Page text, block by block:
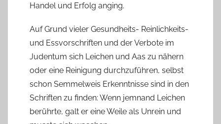
Handel und Erfolg anging.
Auf Grund vieler Gesundheits- Reinlichkeits-
und Essvorschriften und der Verbote im
Judentum sich Leichen und Aas zu nähern
oder eine Reinigung durchzuführen, selbst
schon Semmelweis Erkenntnisse sind in den
Schriften zu finden: Wenn jemnand Leichen
berührte, galt er eine Weile als Unrein und